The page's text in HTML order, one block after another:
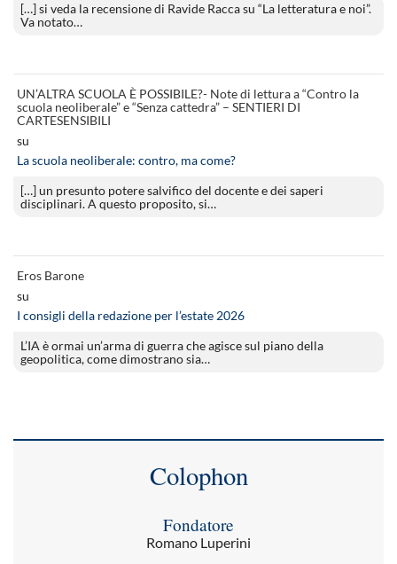
[…] si veda la recensione di Ravide Racca su “La letteratura e noi”.
Va notato…
UN’ALTRA SCUOLA È POSSIBILE?- Note di lettura a “Contro la
scuola neoliberale” e “Senza cattedra” – SENTIERI DI
CARTESENSIBILI
su
La scuola neoliberale: contro, ma come?
[…] un presunto potere salvifico del docente e dei saperi
disciplinari. A questo proposito, si…
Eros Barone
su
I consigli della redazione per l’estate 2026
L’IA è ormai un’arma di guerra che agisce sul piano della
geopolitica, come dimostrano sia…
Colophon
Fondatore
Romano Luperini